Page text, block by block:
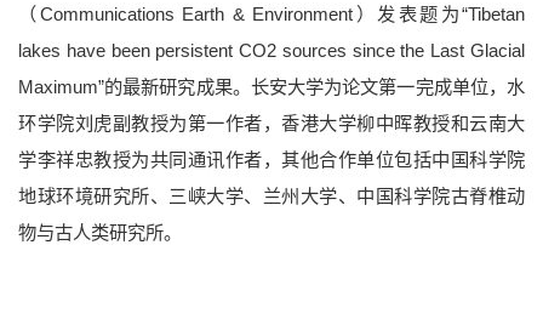
（Communications Earth & Environment）发表题为“Tibetan
lakes have been persistent CO2 sources since the Last Glacial
Maximum”的最新研究成果。长安大学为论文第一完成单位，水
环学院刘虎副教授为第一作者，香港大学柳中晖教授和云南大
学李祥忠教授为共同通讯作者，其他合作单位包括中国科学院
地球环境研究所、三峡大学、兰州大学、中国科学院古脊椎动
物与古人类研究所。